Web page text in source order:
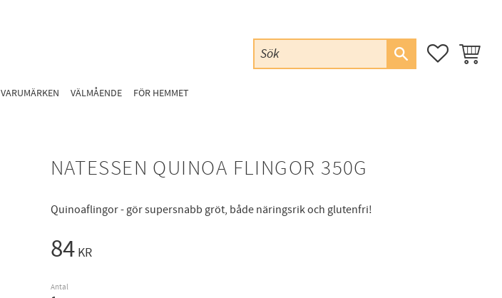
FAVORITER
VARUMÄRKEN VÄLMÅENDE FÖR HEMMET
NATESSEN QUINOA FLINGOR 350G
Quinoaflingor - gör supersnabb gröt, både näringsrik och glutenfri!
84KR
Antal